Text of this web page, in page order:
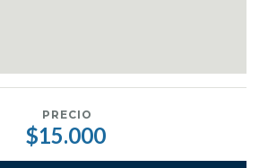
PRECIO
$15.000